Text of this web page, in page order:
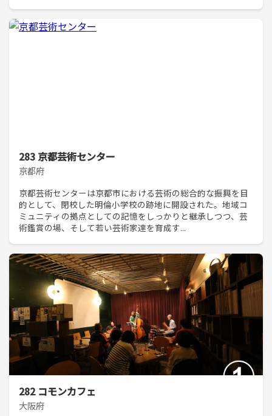
283 京都芸術センター
京都府
京都芸術センターは京都市における芸術の総合的な振興を目
的として、閉校した明倫小学校の跡地に開設された。地域コ
ミュニティの拠点としての記憶をしっかりと継承しつつ、芸
術鑑賞の場、そして若い芸術家達を育成す...
282 コモンカフェ
大阪府